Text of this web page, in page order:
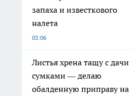
запаха и известкового
налета
03:06
Листья хрена тащу с дачи
сумками — делаю
обалденную приправу на